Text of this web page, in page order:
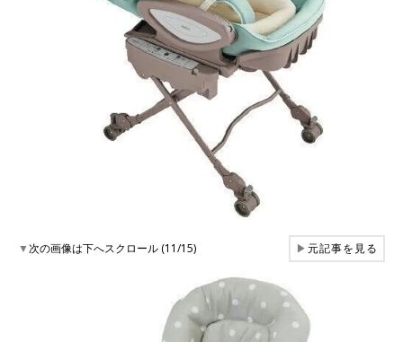
▼次の画像は下へスクロール (11/15) ▶元記事を見る